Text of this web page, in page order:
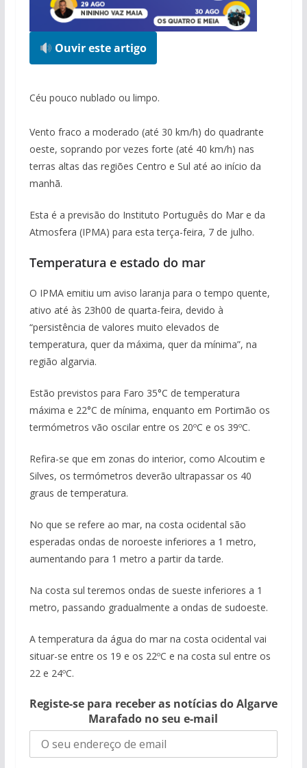
Ouvir este artigo
Céu pouco nublado ou limpo.
Vento fraco a moderado (até 30 km/h) do quadrante
oeste, soprando por vezes forte (até 40 km/h) nas
terras altas das regiões Centro e Sul até ao início da
manhã.
Esta é a previsão do Instituto Português do Mar e da
Atmosfera (IPMA) para esta terça-feira, 7 de julho.
Temperatura e estado do mar
O IPMA emitiu um aviso laranja para o tempo quente,
ativo até às 23h00 de quarta-feira, devido à
“persistência de valores muito elevados de
temperatura, quer da máxima, quer da mínima”, na
região algarvia.
Estão previstos para Faro 35°C de temperatura
máxima e 22°C de mínima, enquanto em Portimão os
termómetros vão oscilar entre os 20ºC e os 39ºC.
Refira-se que em zonas do interior, como Alcoutim e
Silves, os termómetros deverão ultrapassar os 40
graus de temperatura.
No que se refere ao mar, na costa ocidental são
esperadas ondas de noroeste inferiores a 1 metro,
aumentando para 1 metro a partir da tarde.
Na costa sul teremos ondas de sueste inferiores a 1
metro, passando gradualmente a ondas de sudoeste.
A temperatura da água do mar na costa ocidental vai
situar-se entre os 19 e os 22ºC e na costa sul entre os
22 e 24ºC.
Registe-se para receber as notícias do Algarve
Marafado no seu e-mail